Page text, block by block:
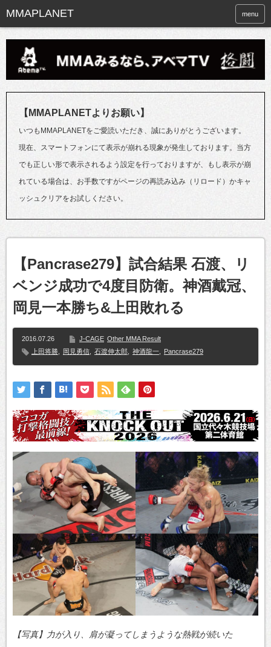
menu
【MMAPLANETよりお願い】
いつもMMAPLANETをご愛読いただき、誠にありがとうございます。
現在、スマートフォンにて表示が崩れる現象が発生しております。当方
でも正しい形で表示されるよう設定を行っておりますが、もし表示が崩
れている場合は、お手数ですがページの再読み込み（リロード）かキャ
ッシュクリアをお試しください。
【Pancrase279】試合結果 石渡、リ
ベンジ成功で4度目防衛。神酒戴冠、
岡見一本勝ち&上田敗れる
2016.07.26 J-CAGE Other MMA Result
上田将勝
岡見勇信 石渡伸太郎 神酒龍一 Pancrase279
【写真】力が入り、肩が凝ってしまうような熱戦が続いた